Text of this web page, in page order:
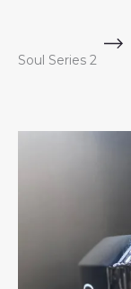
Soul Series 2